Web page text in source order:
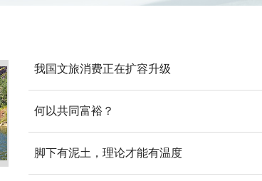
我国文旅消费正在扩容升级
何以共同富裕？
脚下有泥土，理论才能有温度